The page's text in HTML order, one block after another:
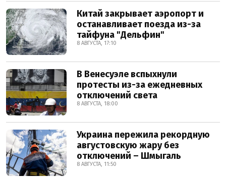
Китай закрывает аэропорт и
останавливает поезда из-за
тайфуна "Дельфин"
8 АВГУСТА, 17:10
В Венесуэле вспыхнули
протесты из-за ежедневных
отключений света
8 АВГУСТА, 18:00
Украина пережила рекордную
августовскую жару без
отключений – Шмыгаль
8 АВГУСТА, 11:50